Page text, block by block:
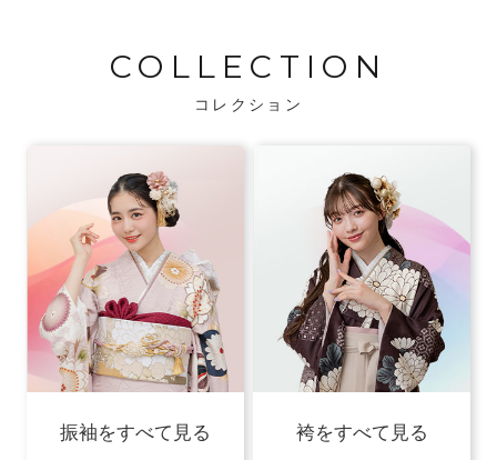
COLLECTION
コレクション
振袖をすべて見る 袴をすべて見る